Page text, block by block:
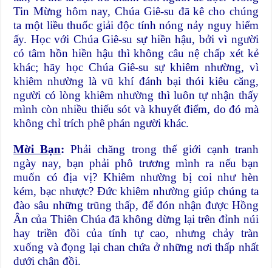
Tin Mừng hôm nay, Chúa Giê-su đã kê cho chúng
ta một liều thuốc giải độc tính nóng nảy nguy hiểm
ấy. Học với Chúa Giê-su sự hiền hậu, bởi vì người
có tâm hồn hiền hậu thì không câu nệ chấp xét kẻ
khác; hãy học Chúa Giê-su sự khiêm nhường, vì
khiêm nhường là vũ khí đánh bại thói kiêu căng,
người có lòng khiêm nhường thì luôn tự nhận thấy
mình còn nhiều thiếu sót và khuyết điểm, do đó mà
không chỉ trích phê phán người khác.
Mời Bạn: Phải chăng trong thế giới cạnh tranh
ngày nay, bạn phải phô trương mình ra nếu bạn
muốn có địa vị? Khiêm nhường bị coi như hèn
kém, bạc nhược? Đức khiêm nhường giúp chúng ta
đào sâu những trũng thấp, để đón nhận được Hồng
Ân của Thiên Chúa đã không dừng lại trên đỉnh núi
hay triền đồi của tính tự cao, nhưng chảy tràn
xuống và đọng lại chan chứa ở những nơi thấp nhất
dưới chân đồi.